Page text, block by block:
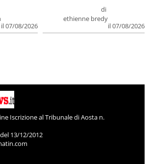
il 07/08/2026
di
ethienne bredy
il 07/08/2026
Iscrizione al Tribunale di Aosta n.
13/12/2012